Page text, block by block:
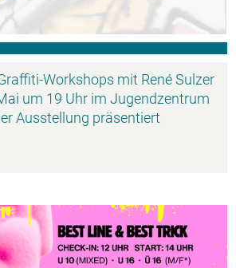
Workshops mit René Sulzer
um 19 Uhr im Jugendzentrum
Ausstellung präsentiert